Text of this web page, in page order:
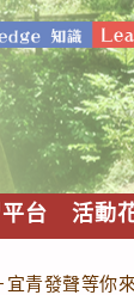
台 活動
宜青發聲等你